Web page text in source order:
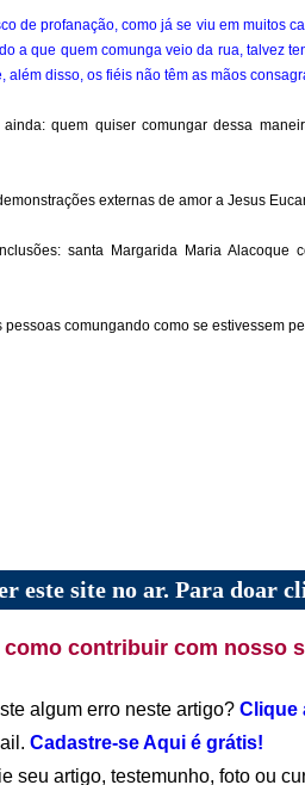
de profanação, como já se viu em muitos
a que quem comunga veio da rua, talvez
disso, os fiéis não têm as mãos
quem quiser comungar dessa
externas de amor a Jesus
santa Margarida Maria Alacoque
comungando como se estivessem
este site no ar. Para doar
como contribuir com nosso
algum erro neste artigo? Clique
Cadastre-se Aqui é grátis!
seu artigo, testemunho, foto ou